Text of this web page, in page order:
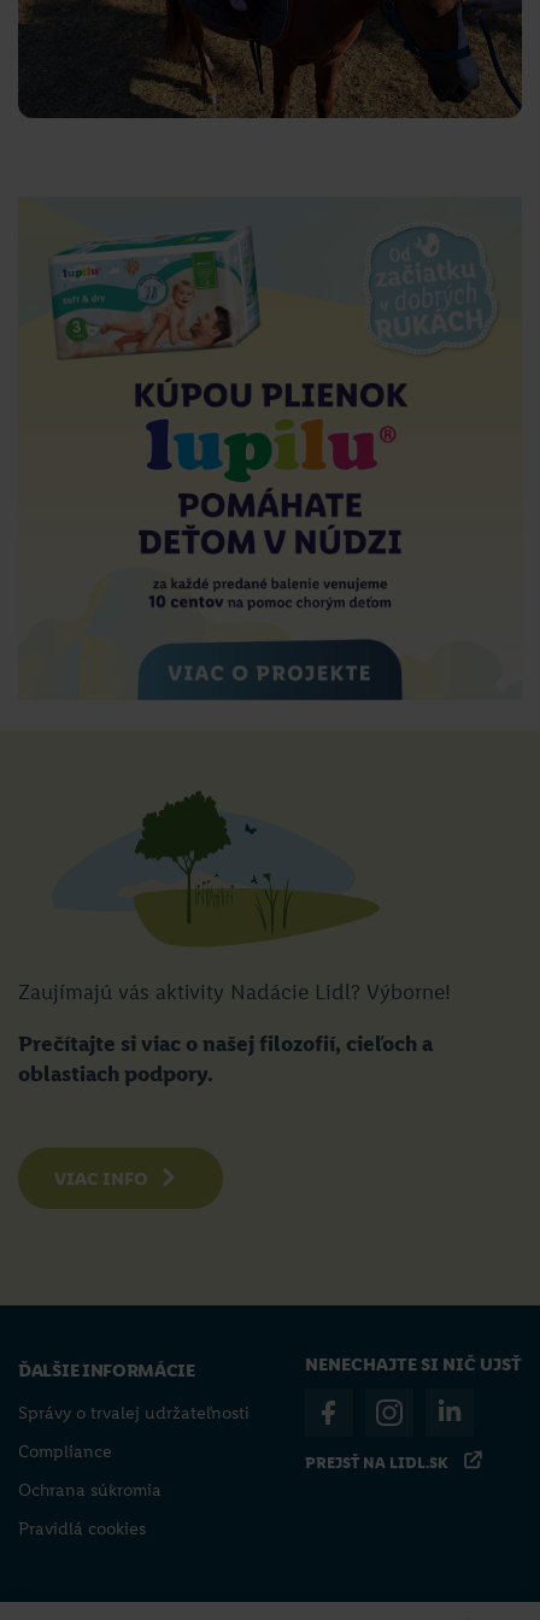
Zaujímajú vás aktivity Nadácie Lidl? Výborne!
Prečítajte si viac o našej filozofií, cieľoch a
oblastiach podpory.
VIAC INFO
ĎALŠIE INFORMÁCIE
Správy o trvalej udržateľnosti
Compliance
Ochrana súkromia
Pravidlá cookies
NENECHAJTE SI NIČ UJSŤ
PREJSŤ NA LIDL.SK